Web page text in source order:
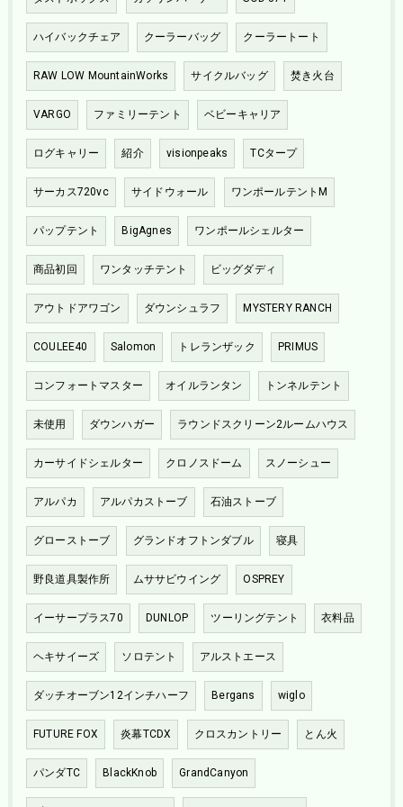
ハイバックチェア クーラーバッグ クーラートート
RAW LOW MountainWorks サイクルバッグ 焚き火台
VARGO ファミリーテント ベビーキャリア
ログキャリー 紹介 visionpeaks TCタープ
サーカス720vc サイドウォール ワンポールテントM
パップテント BigAgnes ワンポールシェルター
商品初回 ワンタッチテント ビッグダディ
アウトドアワゴン ダウンシュラフ MYSTERY RANCH
COULEE40 Salomon トレランザック PRIMUS
コンフォートマスター オイルランタン トンネルテント
未使用 ダウンハガー ラウンドスクリーン2ルームハウス
カーサイドシェルター クロノスドーム スノーシュー
アルパカ アルパカストーブ 石油ストーブ
グローストーブ グランドオフトンダブル 寝具
野良道具製作所 ムササビウイング OSPREY
イーサープラス70 DUNLOP ツーリングテント 衣料品
ヘキサイーズ ソロテント アルストエース
ダッチオーブン12インチハーフ Bergans wiglo
FUTURE FOX 炎幕TCDX クロスカントリー とん火
パンダTC BlackKnob GrandCanyon